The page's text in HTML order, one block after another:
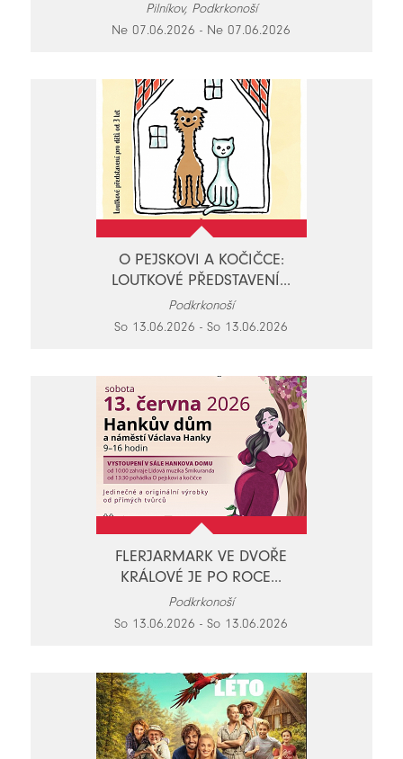
Pilníkov, Podkrkonoší
Ne 07.06.2026 - Ne 07.06.2026
O PEJSKOVI A KOČIČCE:
LOUTKOVÉ PŘEDSTAVENÍ...
Podkrkonoší
So 13.06.2026 - So 13.06.2026
FLERJARMARK VE DVOŘE
KRÁLOVÉ JE PO ROCE...
Podkrkonoší
So 13.06.2026 - So 13.06.2026